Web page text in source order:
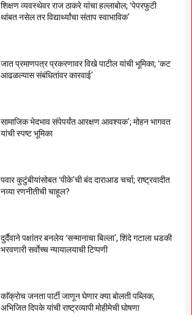
शिक्षण व्यवस्थेवर राज ठाकरे यांचा हल्लाबोल; ‘पेपरफुटी
थांबत नसेल तर विद्यार्थ्यांचा संताप स्वाभाविक’
जात प्रमाणपत्र प्रकरणावर विखे पाटील यांची भूमिका; ‘कट
आढळल्यास संबंधितांवर कारवाई’
सामाजिक भेदभाव संपेपर्यंत आरक्षण आवश्यक’; मोहन भागवत
यांची स्पष्ट भूमिका
पवार कुटुंबीयांसोबत ‘पीके’ची बंद दाराआड चर्चा; राष्ट्रवादीत
नव्या रणनीतीची चाहूल?
दुर्दैवाने पक्षांतर बनलेय ‘सन्मानाचा बिल्ला’, शिंदे गटाला धडकी
भरवणारी सर्वाेच्च न्यायालयाची टिप्पणी
काॅक्राेच जनता पार्टी जाणून घेणार क्या बाेलती पब्लिक,
अभिजित दिपके यांची राष्ट्रव्यापी माेहीमेची घाेषणा